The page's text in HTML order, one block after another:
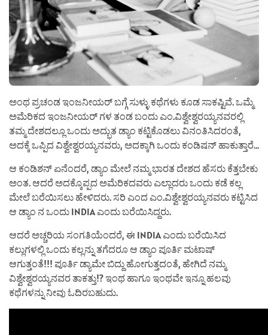
ಅಂಥ ಪ್ರಚಂಡ ಇಂಜನೀಯರ್ ಬಗ್ಗೆ ಸುಳ್ಳು ಕಥೆಗಳು ಕೂಡ ಸಾಕಷ್ಟಿವೆ. ಒಮ್ಮೆ
ಅಮೆರಿಕದ ಇಂಜನೀಯರ್ ಗಳ ತಂಡ ಬಂದು ಎಂ.ವಿಶ್ವೇಶ್ವರಯ್ಯನವರಲ್ಲಿ
ತಮ್ಮ ದೇಶದಲ್ಲೂ ಒಂದು ಅದ್ಭುತ ಡ್ಯಾಂ ಕಟ್ಟಿಕೊಡಲು ವಿನಂತಿಸಿದರಂತೆ,
ಅದಕ್ಕೆ ಒಪ್ಪಿದ ವಿಶ್ವೇಶ್ವರಯ್ಯನವರು, ಅದಕ್ಕಾಗಿ ಒಂದು ಕಂಡಿಷನ್ ಹಾಕುತ್ತಾರೆ…
ಆ ಕಂಡಿಶನ್ ಏನೆಂದರೆ, ಡ್ಯಾಂ ಮೇಲೆ ನಮ್ಮ ಭಾರತ ದೇಶದ ಹೆಸರು ಕೆತ್ತಬೇಕು
ಅಂತ. ಆದರೆ ಅದಕ್ಕೊಪ್ಪದ ಅಮೆರಿಕದವರು ಎಲ್ಲಾದರು ಒಂದು ಕಡೆ ಕಲ್ಲ
ಮೇಲೆ ಬರೆಯಿಸಲು ಹೇಳಿದರು. ಸರಿ ಎಂದ ಎಂ.ವಿಶ್ವೇಶ್ವರಯ್ಯನವರು ಕಟ್ಟಿಸಿದ
ಆ ಡ್ಯಾಂ ನ ಒಂದು INDIA ಎಂದು ಬರೆಯಿಸಿದ್ದರು.
ಆದರೆ ಅಚ್ಚರಿಯ ಸಂಗತಿಯೆಂದರೆ, ಈ INDIA ಎಂದು ಬರೆಯಿಸಿದ
ಕಲ್ಲುಗಳಲ್ಲಿ ಒಂದು ಕಲ್ಲನ್ನು ತಗೆದರೂ ಆ ಡ್ಯಾಂ ಪೂರ್ತಿ ಮಟಾಷ್
ಆಗುತ್ತಂತೆ!!! ಪೂರ್ತಿ ಡ್ಯಾಮೇ ಬಿದ್ದು ಹೋಗುತ್ತದಂತೆ, ಹೇಗಿದೆ ನಮ್ಮ
ವಿಶ್ವೇಶ್ವರಯ್ಯನವರ ತಾಕತ್ತು!? ಇಂಥ ಹಾಗೂ ಇಂಥವೇ ಇನ್ನೂ ಹಲವು
ಕಥೆಗಳನ್ನು ನೀವು ಓದಿರಬಹುದು.